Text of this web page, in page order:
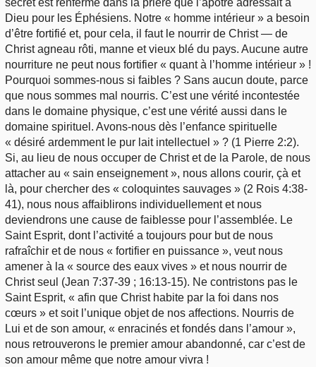
Dieu pour les Éphésiens. Notre « homme intérieur » a besoin
d’être fortifié et, pour cela, il faut le nourrir de Christ — de
Christ agneau rôti, manne et vieux blé du pays. Aucune autre
nourriture ne peut nous fortifier « quant à l’homme intérieur » !
Pourquoi sommes-nous si faibles ? Sans aucun doute, parce
que nous sommes mal nourris. C’est une vérité incontestée
dans le domaine physique, c’est une vérité aussi dans le
domaine spirituel. Avons-nous dès l’enfance spirituelle
« désiré ardemment le pur lait intellectuel » ? (1 Pierre 2:2).
Si, au lieu de nous occuper de Christ et de la Parole, de nous
attacher au « sain enseignement », nous allons courir, çà et
là, pour chercher des « coloquintes sauvages » (2 Rois 4:38-
41), nous nous affaiblirons individuellement et nous
deviendrons une cause de faiblesse pour l’assemblée. Le
Saint Esprit, dont l’activité a toujours pour but de nous
rafraîchir et de nous « fortifier en puissance », veut nous
amener à la « source des eaux vives » et nous nourrir de
Christ seul (Jean 7:37-39 ; 16:13-15). Ne contristons pas le
Saint Esprit, « afin que Christ habite par la foi dans nos
cœurs » et soit l’unique objet de nos affections. Nourris de
Lui et de son amour, « enracinés et fondés dans l’amour »,
nous retrouverons le premier amour abandonné, car c’est de
son amour même que notre amour vivra !